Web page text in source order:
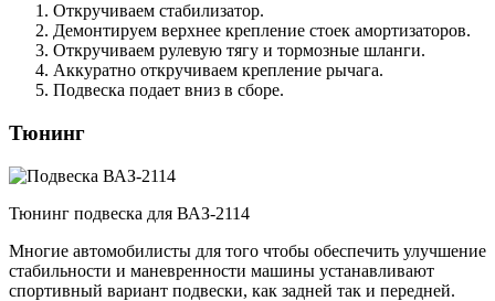
Откручиваем стабилизатор.
Демонтируем верхнее крепление стоек амортизаторов.
Откручиваем рулевую тягу и тормозные шланги.
Аккуратно откручиваем крепление рычага.
Подвеска подает вниз в сборе.
Тюнинг
Тюнинг подвеска для ВАЗ-2114
Многие автомобилисты для того чтобы обеспечить улучшение
стабильности и маневренности машины устанавливают
спортивный вариант подвески, как задней так и передней.